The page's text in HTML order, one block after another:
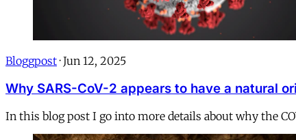
Bloggpost · Jun 12, 2025
Why SARS-CoV-2 appears to have a natural
In this blog post I go into more details about why the